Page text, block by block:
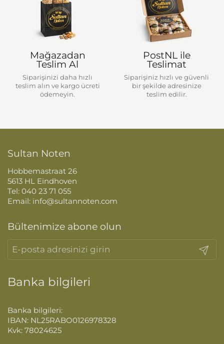
Mağazadan
Teslim Al
Siparişinizi daha hızlı
teslim alın ve kargo ücreti
ödemeyin.
PostNL ile
Teslimat
Siparişiniz hızlı ve güvenli
bir şekilde adresinize
teslim edilir.
Sultan Noten
Hobbemastraat 26
5613 HL Eindhoven
Tel: 040 23 71 055
Email: info@sultannoten.com
Bültenimize abone olun
Gönder
Banka bilgileri
Banka bilgileri:
IBAN: NL25RABO0126978328
Kvk: 78024625